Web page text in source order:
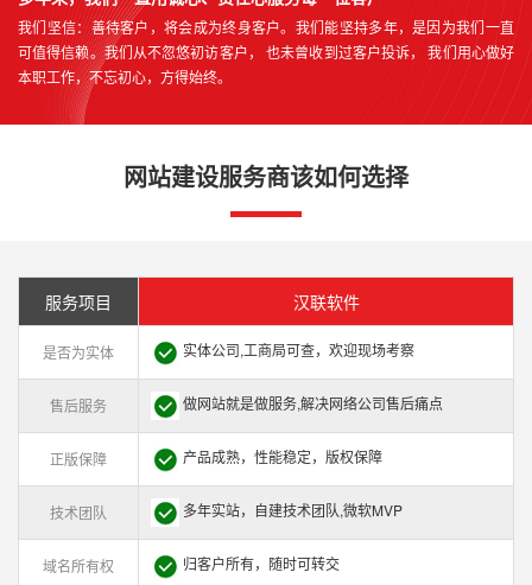
我们坚信：善待客户，将会成为终身客户。我们能坚持多年，是因为我们一直
可值得信赖。我们从不忽悠初访客户， 也未曾收到过客户投诉， 我们用心做好
本职工作，不忘初心，方得始终。
网站建设服务商该如何选择
服务项目 汉联软件
是否为实体 实体公司,工商局可查，欢迎现场考察
售后服务 做网站就是做服务,解决网络公司售后痛点
正版保障 产品成熟，性能稳定，版权保障
技术团队 多年实站，自建技术团队,微软MVP
域名所有权 归客户所有，随时可转交